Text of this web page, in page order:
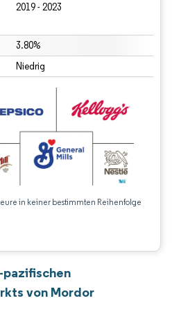
2019 - 2023
3.80%
Niedrig
in keiner bestimmten Reihenfolge
pazifischen
von Mordor